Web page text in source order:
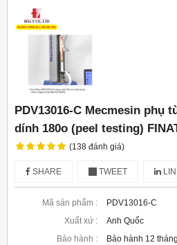
PDV13016-C Mecmesin phụ
dính 180o (peel testing)
(138 đánh giá)
SHARE TWEET
Mã sản phẩm :
PDV13016-C
Xuất xứ :
Anh Quốc
Bảo hành :
Bảo hành 12 tháng